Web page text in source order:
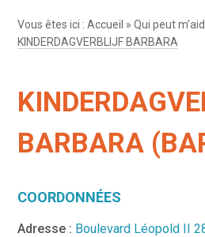
Vous êtes ici :Accueil »Qui peut
KINDERDAGVERBLIJF BARBARA
BARBARA
COORDONNÉES
Adresse : Boulevard Léopold II